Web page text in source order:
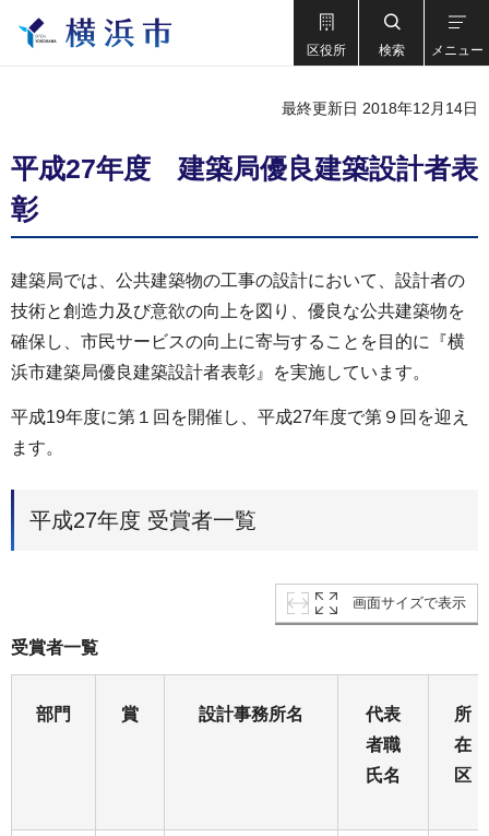
区役所 検索 メニュー
最終更新日 2018年12月14日
平成27年度 建築局優良建築設計者表
彰
建築局では、公共建築物の工事の設計において、設計者の
技術と創造力及び意欲の向上を図り、優良な公共建築物を
確保し、市民サービスの向上に寄与することを目的に『横
浜市建築局優良建築設計者表彰』を実施しています。
平成19年度に第１回を開催し、平成27年度で第９回を迎え
ます。
平成27年度 受賞者一覧
画面サイズで表示
受賞者一覧
部門 賞 設計事務所名
代表
者職
氏名
所
在
区